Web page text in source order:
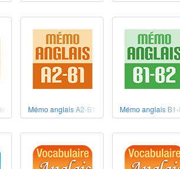
nos grands-pères
Mémo anglais A2-B1 Mémo anglais